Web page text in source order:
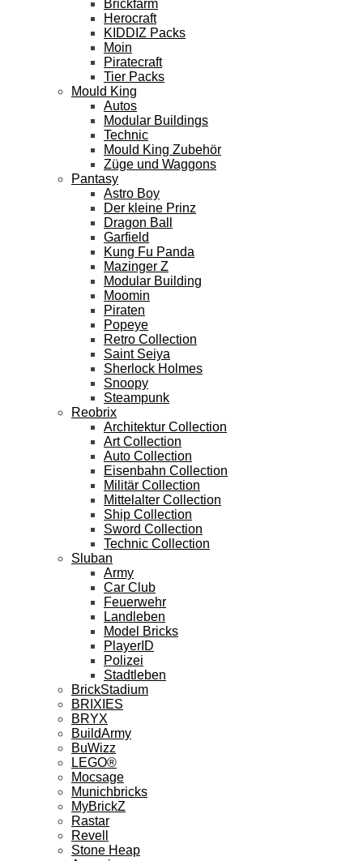
Brickfarm
Herocraft
KIDDIZ Packs
Moin
Piratecraft
Tier Packs
Mould King
Autos
Modular Buildings
Technic
Mould King Zubehör
Züge und Waggons
Pantasy
Astro Boy
Der kleine Prinz
Dragon Ball
Garfield
Kung Fu Panda
Mazinger Z
Modular Building
Moomin
Piraten
Popeye
Retro Collection
Saint Seiya
Sherlock Holmes
Snoopy
Steampunk
Reobrix
Architektur Collection
Art Collection
Auto Collection
Eisenbahn Collection
Militär Collection
Mittelalter Collection
Ship Collection
Sword Collection
Technic Collection
Sluban
Army
Car Club
Feuerwehr
Landleben
Model Bricks
PlayerID
Polizei
Stadtleben
BrickStadium
BRIXIES
BRYX
BuildArmy
BuWizz
LEGO®
Mocsage
Munichbricks
MyBrickZ
Rastar
Revell
Stone Heap